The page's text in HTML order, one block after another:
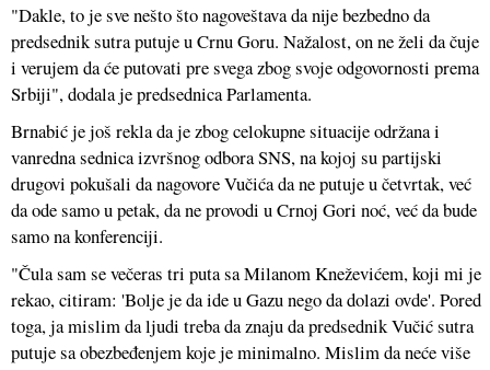
"Dakle, to je sve nešto što nagoveštava da nije bezbedno da
predsednik sutra putuje u Crnu Goru. Nažalost, on ne želi da čuje
i verujem da će putovati pre svega zbog svoje odgovornosti prema
Srbiji", dodala je predsednica Parlamenta.
Brnabić je još rekla da je zbog celokupne situacije održana i
vanredna sednica izvršnog odbora SNS, na kojoj su partijski
drugovi pokušali da nagovore Vučića da ne putuje u četvrtak, već
da ode samo u petak, da ne provodi u Crnoj Gori noć, već da bude
samo na konferenciji.
"Čula sam se večeras tri puta sa Milanom Kneževićem, koji mi je
rekao, citiram: 'Bolje je da ide u Gazu nego da dolazi ovde'. Pored
toga, ja mislim da ljudi treba da znaju da predsednik Vučić sutra
putuje sa obezbeđenjem koje je minimalno. Mislim da neće više